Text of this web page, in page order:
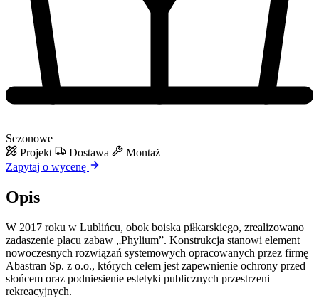
Sezonowe
Projekt
Dostawa
Montaż
Zapytaj o wycenę
Opis
W 2017 roku w Lublińcu, obok boiska piłkarskiego, zrealizowano
zadaszenie placu zabaw „Phylium”. Konstrukcja stanowi element
nowoczesnych rozwiązań systemowych opracowanych przez firmę
Abastran Sp. z o.o., których celem jest zapewnienie ochrony przed
słońcem oraz podniesienie estetyki publicznych przestrzeni
rekreacyjnych.